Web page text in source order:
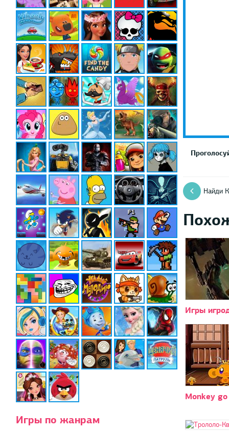
Игры по жанрам
Найди
Игры
Monkey